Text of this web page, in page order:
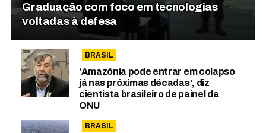
Graduação com foco em tecnologias
voltadas à defesa
BRASIL
‘Amazônia pode entrar em colapso
já nas próximas décadas’, diz
cientista brasileiro de painel da
ONU
BRASIL